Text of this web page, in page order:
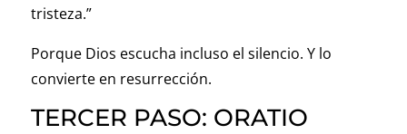
tristeza.”
Porque Dios escucha incluso el silencio. Y lo
convierte en resurrección.
TERCER PASO: ORATIO